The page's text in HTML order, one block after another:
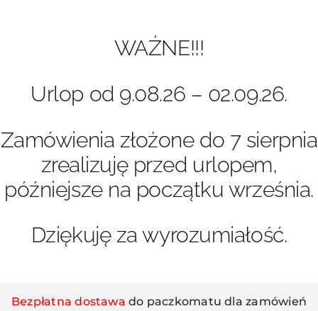
WAŻNE!!!
Urlop od 9.08.26 – 02.09.26.
Zamówienia złożone do 7 sierpnia
zrealizuję przed urlopem,
późniejsze na początku września.
Dziękuję za wyrozumiałość.
Bezpłatna dostawa do paczkomatu dla zamówień